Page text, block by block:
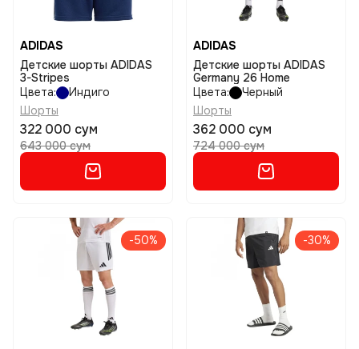
ADIDAS
Детские шорты ADIDAS
3-Stripes
Цвета:
Индиго
Шорты
322 000 сум
643 000 сум
ADIDAS
Детские шорты ADIDAS
Germany 26 Home
Цвета:
Черный
Шорты
362 000 сум
724 000 сум
-50% -30%